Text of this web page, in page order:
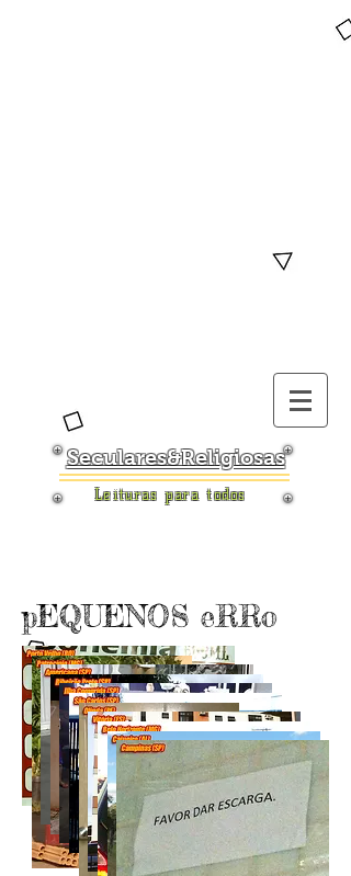
Seculares&Religiosas
Leituras para todos
pEQUENOS eRRo